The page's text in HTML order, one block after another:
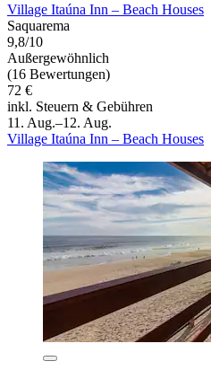
Village Itaúna Inn – Beach Houses
Saquarema
9,8/10
Außergewöhnlich
(16 Bewertungen)
72 €
inkl. Steuern & Gebühren
11. Aug.–12. Aug.
Village Itaúna Inn – Beach Houses